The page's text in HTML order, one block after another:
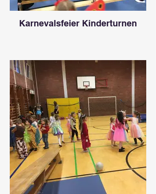
Karnevalsfeier Kinderturnen